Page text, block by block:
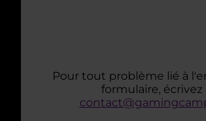
Pour tout problème lié à
formulaire, écrivez